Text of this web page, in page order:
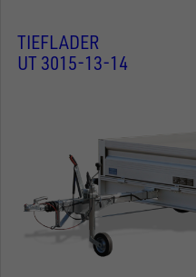
TIEFLADER
UT 3015-13-14